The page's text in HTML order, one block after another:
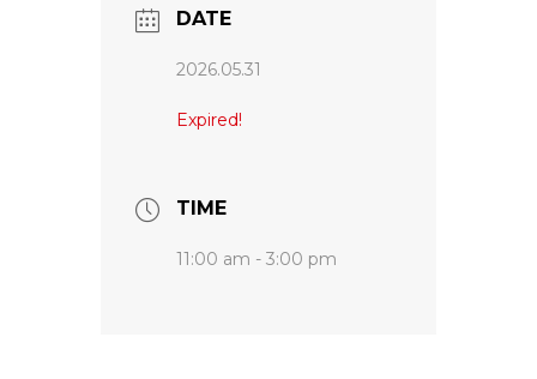
DATE
2026.05.31
Expired!
TIME
11:00 am - 3:00 pm